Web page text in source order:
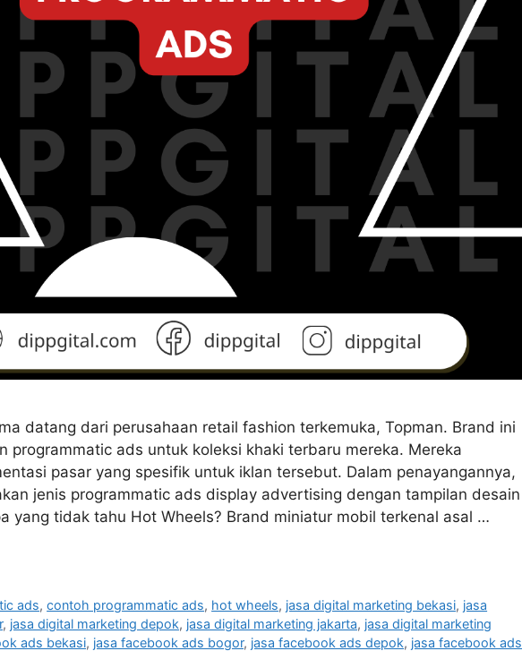
datang dari perusahaan retail fashion terkemuka, Topman. Brand ini
programmatic ads untuk koleksi khaki terbaru mereka. Mereka
pasar yang spesifik untuk iklan tersebut. Dalam penayangannya,
jenis programmatic ads display advertising dengan tampilan desain
yang tidak tahu Hot Wheels? Brand miniatur mobil terkenal asal …
ads,contoh programmatic ads, hot wheels, jasa digital marketing bekasi, jasa
, jasa digital marketing depok, jasa digital marketing jakarta, jasa digital marketing
ads bekasi, jasa facebook ads bogor, jasa facebook ads depok, jasa facebook ads